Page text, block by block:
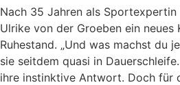
Nach 35 Jahren als Sportexpertin
Ulrike von der Groeben ein neues
Ruhestand. „Und was machst du
sie seitdem quasi in
ihre instinktive Antwort. Doch für